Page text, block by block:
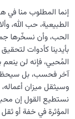
إنما المطلوب منا في
الطبيعية، حب الله،
الحب، وأن نسخّرها
بأيدينا كأدوات
المُحيي، فإنه لن
آخر فحسب، بل سيحظى
وسيثقل ميزان
نستطيع القول إن
المؤثرة في خفة أو ثقل